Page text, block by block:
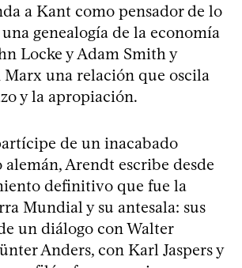
a Kant como pensador de lo
genealogía de la economía
Locke y Adam Smith y
una relación que oscila
y la apropiación.
de un inacabado
Arendt escribe desde
definitivo que fue la
Mundial y su antesala: sus
un diálogo con Walter
Anders, con Karl Jaspers y